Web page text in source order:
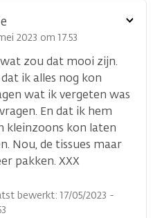
2023 om 17.53
wat zou dat mooi zijn.
dat ik alles nog kon
wat ik vergeten was
En dat ik hem
kleinzoons kon laten
Nou, de tissues maar
pakken. XXX
bewerkt: 17/05/2023 -
Toon